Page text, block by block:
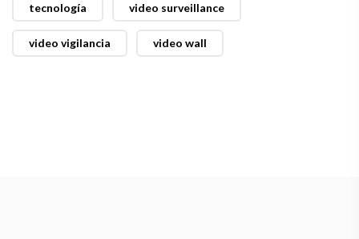
tecnología video surveillance
video vigilancia video wall